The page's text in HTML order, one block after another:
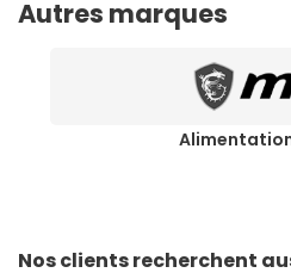
Autres marques
Alimentation
Nos clients recherchent